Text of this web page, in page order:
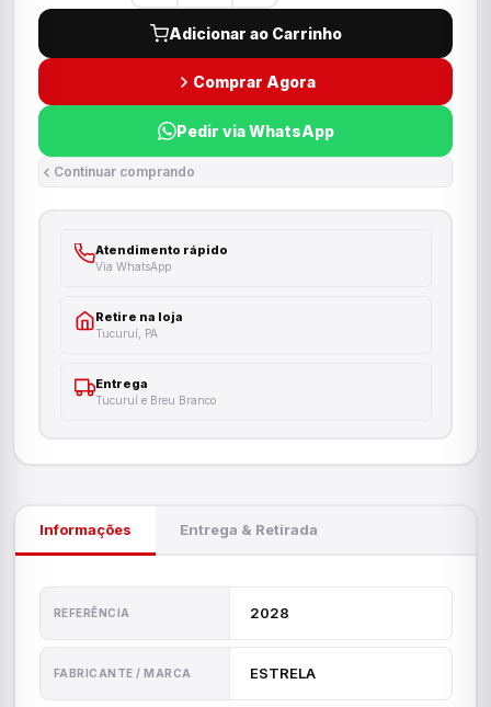
Adicionar ao Carrinho
Comprar Agora
Pedir via WhatsApp
Continuar comprando
Atendimento rápido
Via WhatsApp
Retire na loja
Tucuruí, PA
Entrega
Tucuruí e Breu Branco
Informações Entrega & Retirada
REFERÊNCIA 2028
FABRICANTE / MARCA ESTRELA